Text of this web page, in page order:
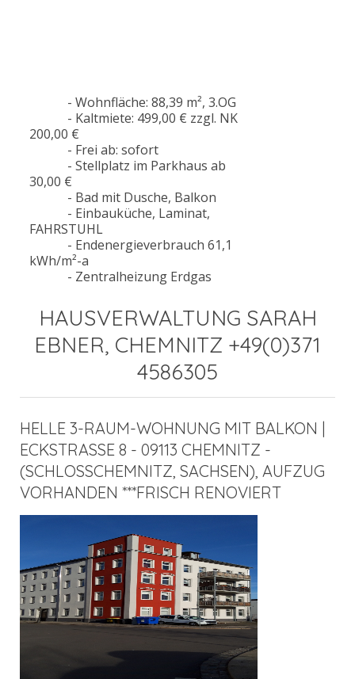
- Wohnfläche: 88,39 m², 3.OG
- Kaltmiete: 499,00 € zzgl. NK
200,00 €
- Frei ab: sofort
- Stellplatz im Parkhaus ab
30,00 €
- Bad mit Dusche, Balkon
- Einbauküche, Laminat,
FAHRSTUHL
- Endenergieverbrauch 61,1
kWh/m²-a
- Zentralheizung Erdgas
HAUSVERWALTUNG SARAH
EBNER, CHEMNITZ +49(0)371
4586305
HELLE 3-RAUM-WOHNUNG MIT BALKON |
ECKSTRASSE 8 - 09113 CHEMNITZ -
(SCHLOSSCHEMNITZ, SACHSEN), AUFZUG V
ORHANDEN ***FRISCH RENOVIERT